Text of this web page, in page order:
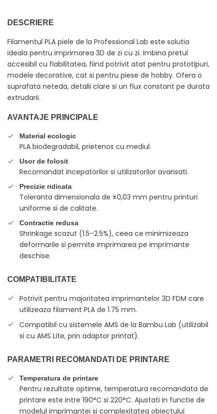
DESCRIERE
Filamentul PLA piele de la Professional Lab este solutia
ideala pentru imprimarea 3D de zi cu zi. Imbina pretul
accesibil cu fiabilitatea, fiind potrivit atat pentru prototipuri,
modele decorative, cat si pentru piese de hobby. Ofera o
suprafata neteda, detalii clare si un flux constant pe durata
extrudarii.
AVANTAJE PRINCIPALE
Material ecologic
PLA biodegradabil, prietenos cu mediul.
Usor de folosit
Recomandat incepatorilor si utilizatorilor avansati.
Precizie ridicata
Toleranta dimensionala de ±0,03 mm pentru printuri
uniforme si de calitate.
Contractie redusa
Shrinkage scazut (1.5–2.5%), ceea ce minimizeaza
deformarile si permite imprimarea pe imprimante
deschise.
COMPATIBILITATE
Potrivit pentru majoritatea imprimantelor 3D FDM care
utilizeaza filament PLA de 1.75 mm.
Compatibil cu sistemele AMS de la Bambu Lab (utilizabil
si cu AMS Lite, prin adaptor printat).
PARAMETRI RECOMANDATI DE PRINTARE
Temperatura de printare
Pentru rezultate optime, temperatura recomandata de
printare este intre 190°C si 220°C. Ajustati in functie de
modelul imprimantei si complexitatea obiectului